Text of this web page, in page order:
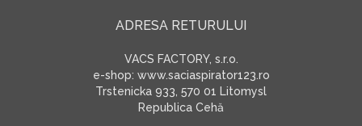
ADRESA RETURULUI
VACS FACTORY, s.r.o.
e-shop: www.saciaspirator123.ro
Trstenicka 933, 570 01 Litomysl
Republica Cehă